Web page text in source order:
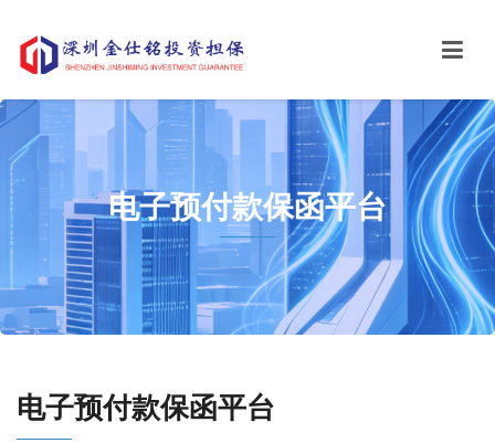
电子预付款保函平台
电子预付款保函平台